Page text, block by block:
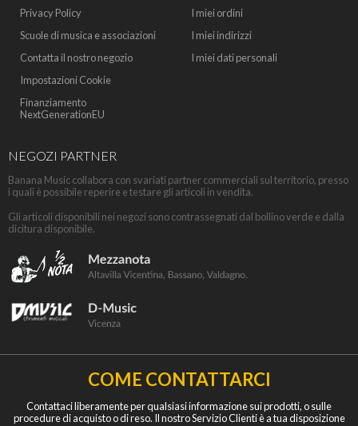
Privacy Policy
Scuole di musica e associazioni
Contatta il nostro negozio
Impostazioni Cookie
Finanziamento
NextGenerationEU
I miei ordini
I miei indirizzi
I miei dati personali
NEGOZI PARTNER
Banana Music collabora con svariati partner commerciali sul territorio, presso
i quali è possibile reperire e testare gli articoli in vendita.
Gli articoli disponibili nei negozi sono contrassegnati dal bollino verde e dalla
dicitura disponibile.
COME CONTATTARCI
Contattaci liberamente per qualsiasi informazione sui prodotti, o sulle
procedure di acquisto o di reso. Il nostro Servizio Clienti è a tua disposizione